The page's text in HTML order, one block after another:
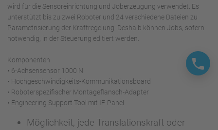
wird für die Sensoreinrichtung und Joberzeugung verwendet. Es
unterstützt bis zu zwei Roboter und 24 verschiedene Dateien zu
Parametrisierung der Kraftregelung. Deshalb können Jobs, sofern
notwendig, in der Steuerung editiert werden.
Komponenten
• 6-Achsensensor 1000 N
• Hochgeschwindigkeits-Kommunikationsboard
• Roboterspezifischer Montageflansch-Adapter
• Engineering Support Tool mit IF-Panel
Möglichkeit, jede Translationskraft oder